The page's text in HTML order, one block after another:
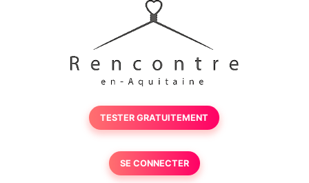
TESTER GRATUITEMENT
SE CONNECTER